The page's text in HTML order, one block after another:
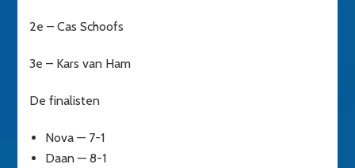
2e – Cas Schoofs
3e – Kars van Ham
De finalisten
Nova — 7-1
Daan — 8-1